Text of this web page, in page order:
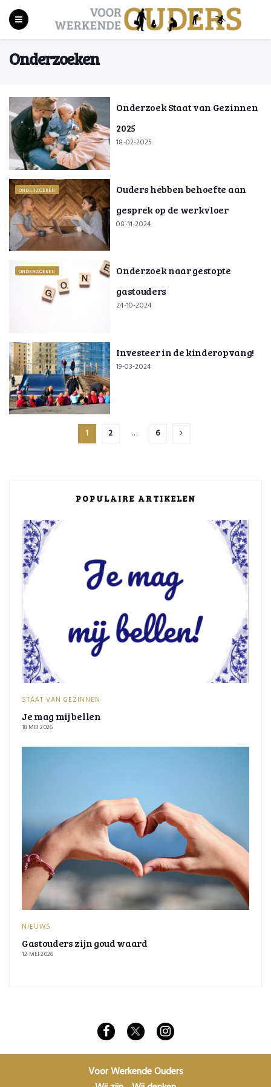
Onderzoeken
Onderzoek Staat van Gezinnen
2025
18-02-2025
ONDERZOEKEN
Ouders hebben behoefte aan
gesprek op de werkvloer
08-11-2024
ONDERZOEKEN
Onderzoek naar gestopte
gastouders
24-10-2024
Investeer in de kinderopvang!
19-03-2024
1 2 … 6
POPULAIRE ARTIKELEN
STAAT VAN GEZINNEN
Je mag mij bellen
18 MEI 2026
NIEUWS
Gastouders zijn goud waard
12 MEI 2026
Voor Werkende Ouders